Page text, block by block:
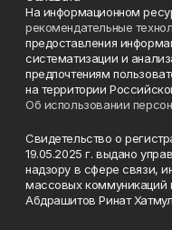
На информационном
рекомендательные
предоставления
систематизации и
предпочтениям
на территории
Об использовании
Свидетельство о
19.05.2025 г. выдано
надзору в сфере связи,
массовых коммуникаций
Абдрашитов Ринат